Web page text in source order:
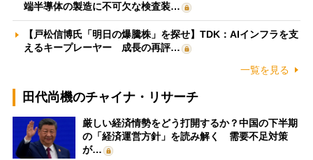
端半導体の製造に不可欠な検査装…
【戸松信博氏「明日の爆騰株」を探せ】TDK：AIインフラを支
えるキープレーヤー 成長の再評…
一覧を見る
田代尚機のチャイナ・リサーチ
厳しい経済情勢をどう打開するか？中国の下半期
の「経済運営方針」を読み解く 需要不足対策
が…